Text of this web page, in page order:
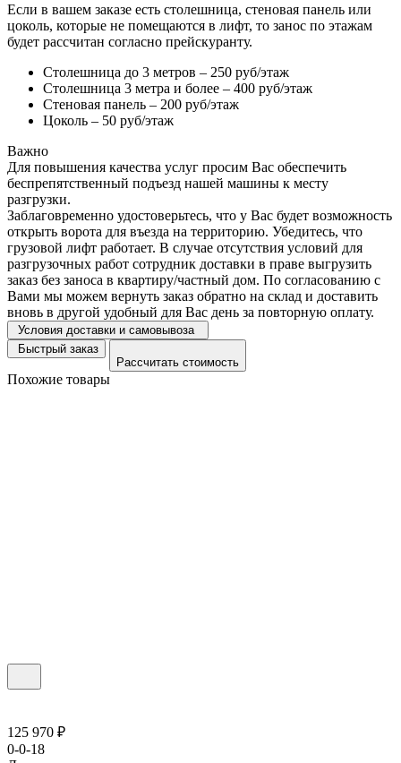
Если в вашем заказе есть столешница, стеновая панель или
цоколь, которые не помещаются в лифт, то занос по этажам
будет рассчитан согласно прейскуранту.
Столешница до 3 метров – 250 руб/этаж
Столешница 3 метра и более – 400 руб/этаж
Стеновая панель – 200 руб/этаж
Цоколь – 50 руб/этаж
Важно
Для повышения качества услуг просим Вас обеспечить
беспрепятственный подъезд нашей машины к месту
разгрузки.
Заблаговременно удостоверьтесь, что у Вас будет возможность
открыть ворота для въезда на территорию. Убедитесь, что
грузовой лифт работает. В случае отсутствия условий для
разгрузочных работ сотрудник доставки в праве выгрузить
заказ без заноса в квартиру/частный дом. По согласованию с
Вами мы можем вернуть заказ обратно на склад и доставить
вновь в другой удобный для Вас день за повторную оплату.
Условия доставки и самовывоза
Быстрый заказ
Рассчитать стоимость
Похожие товары
125 970 ₽
0-0-18